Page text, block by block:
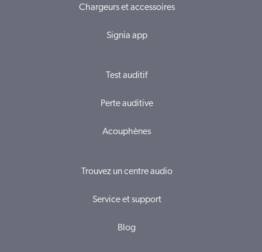
Chargeurs et accessoires
Signia app
Test auditif
Perte auditive
Acouphènes
Trouvez un centre audio
Service et support
Blog